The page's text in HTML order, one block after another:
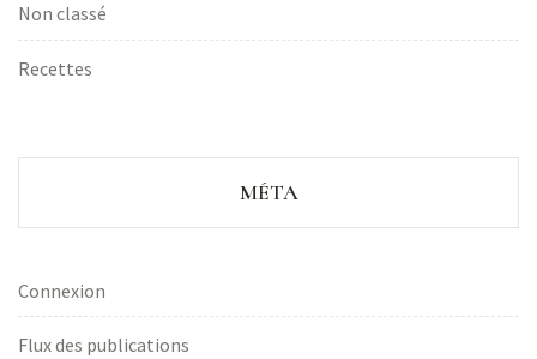
Non classé
Recettes
MÉTA
Connexion
Flux des publications